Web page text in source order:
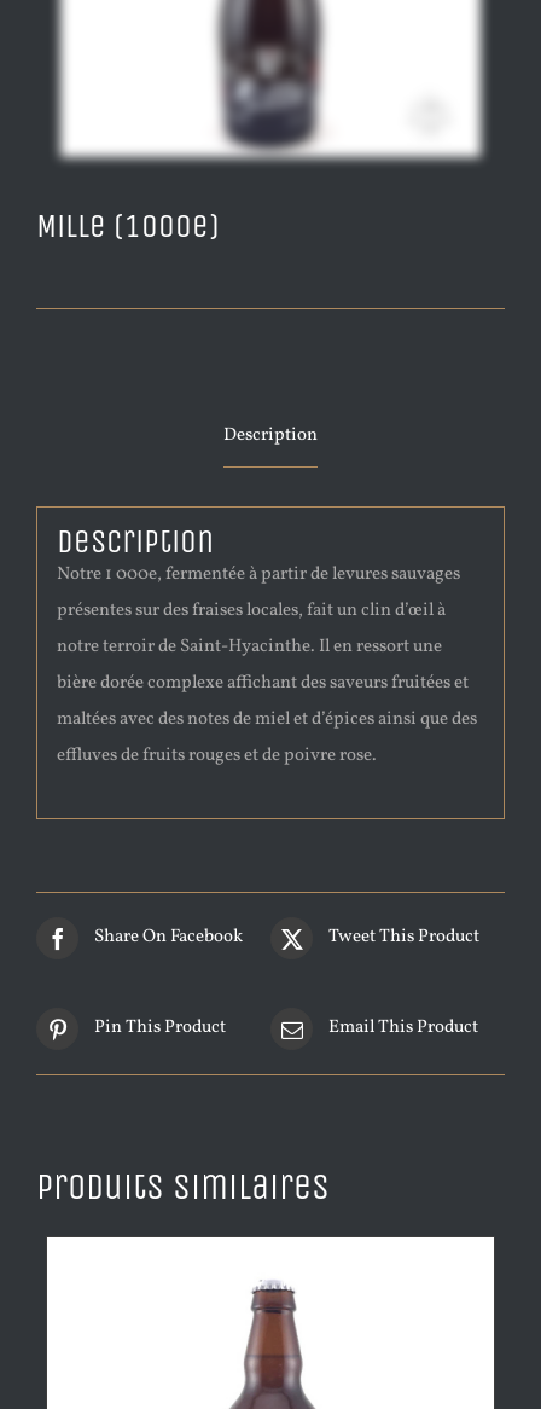
Mille (1000e)
Description
Description
Notre 1 000e, fermentée à partir de levures sauvages
présentes sur des fraises locales, fait un clin d’œil à
notre terroir de Saint-Hyacinthe. Il en ressort une
bière dorée complexe affichant des saveurs fruitées et
maltées avec des notes de miel et d’épices ainsi que des
effluves de fruits rouges et de poivre rose.
Share On Facebook Tweet This Product
Pin This Product Email This Product
Produits similaires